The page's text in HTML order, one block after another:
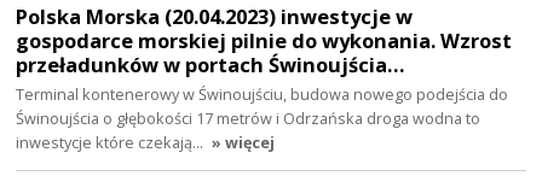
Polska Morska (20.04.2023) inwestycje w
gospodarce morskiej pilnie do wykonania. Wzrost
przeładunków w portach Świnoujścia…
Terminal kontenerowy w Świnoujściu, budowa nowego podejścia do
Świnoujścia o głębokości 17 metrów i Odrzańska droga wodna to
inwestycje które czekają… » więcej